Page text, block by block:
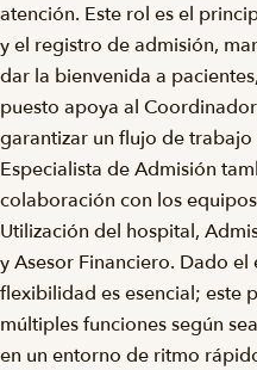
atención. Este rol es el
y el registro de admisión,
dar la bienvenida a
puesto apoya al
garantizar un flujo de
Especialista de Admisión
colaboración con los
Utilización del hospital,
y Asesor Financiero. Dado
flexibilidad es esencial; este
múltiples funciones según
en un entorno de ritmo